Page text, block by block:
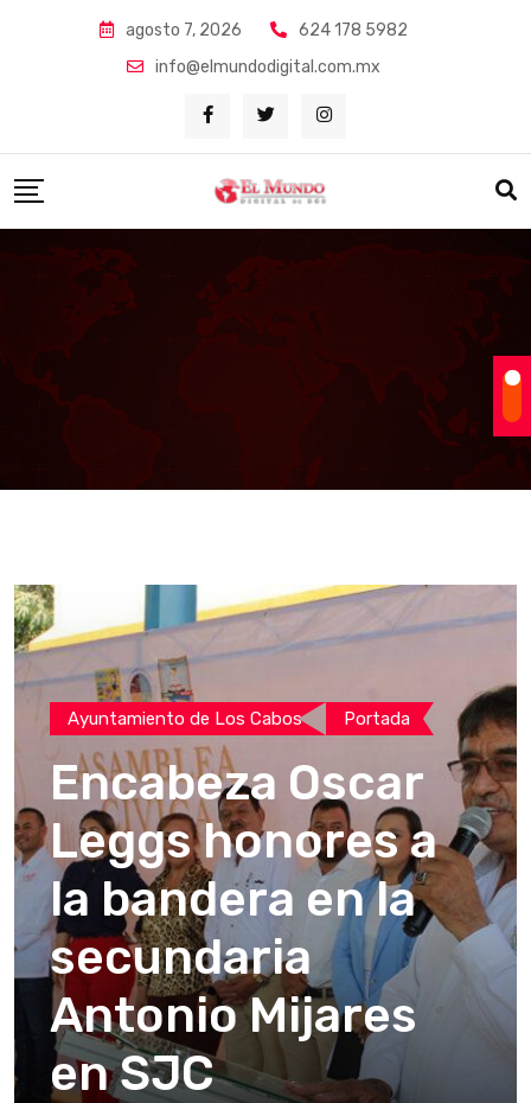
agosto 7, 2026
624 178 5982
info@elmundodigital.com.mx
Ayuntamiento de Los Cabos Portada
Encabeza Oscar
Leggs honores a
la bandera en la
secundaria
Antonio Mijares
en SJC